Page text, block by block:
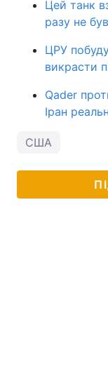
Цей танк
разу не
ЦРУ
викрасти
Qader
Іран
США